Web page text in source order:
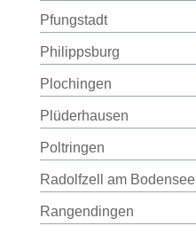
Pfungstadt
Philippsburg
Plochingen
Plüderhausen
Poltringen
Radolfzell am Bodensee
Rangendingen